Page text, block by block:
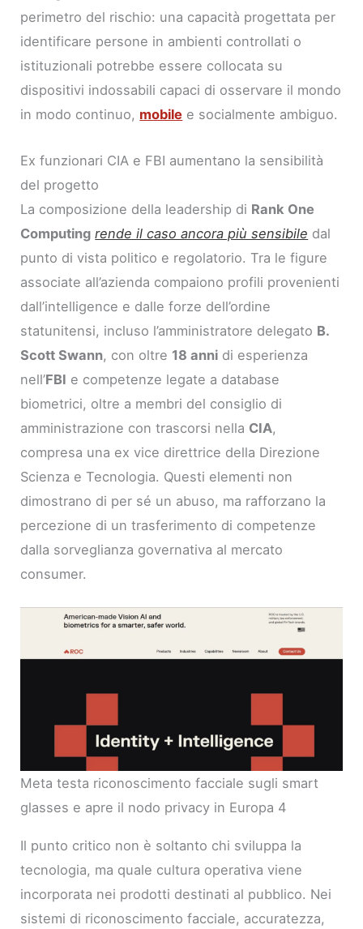
perimetro del rischio: una capacità progettata per
identificare persone in ambienti controllati o
istituzionali potrebbe essere collocata su
dispositivi indossabili capaci di osservare il mondo
in modo continuo, mobile e socialmente ambiguo.
Ex funzionari CIA e FBI aumentano la sensibilità
del progetto
La composizione della leadership di Rank One
Computing rende il caso ancora più sensibile dal
punto di vista politico e regolatorio. Tra le figure
associate all’azienda compaiono profili provenienti
dall’intelligence e dalle forze dell’ordine
statunitensi, incluso l’amministratore delegato B.
Scott Swann, con oltre 18 anni di esperienza
nell’FBI e competenze legate a database
biometrici, oltre a membri del consiglio di
amministrazione con trascorsi nella CIA,
compresa una ex vice direttrice della Direzione
Scienza e Tecnologia. Questi elementi non
dimostrano di per sé un abuso, ma rafforzano la
percezione di un trasferimento di competenze
dalla sorveglianza governativa al mercato
consumer.
Meta testa riconoscimento facciale sugli smart
glasses e apre il nodo privacy in Europa 4
Il punto critico non è soltanto chi sviluppa la
tecnologia, ma quale cultura operativa viene
incorporata nei prodotti destinati al pubblico. Nei
sistemi di riconoscimento facciale, accuratezza,